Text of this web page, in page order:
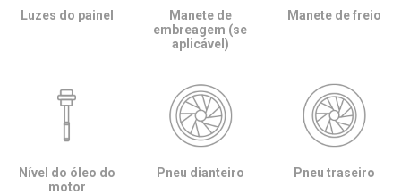
Luzes do painel
Manete de
embreagem (se
aplicável)
Manete de freio
Nível do óleo do
motor
Pneu dianteiro Pneu traseiro